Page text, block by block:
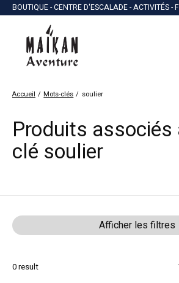
BOUTIQUE - CENTRE D'ESCALADE - ACTIVITÉS -
Accueil / Mots-clés / soulier
Produits associés
clé soulier
Afficher les filtres
0result